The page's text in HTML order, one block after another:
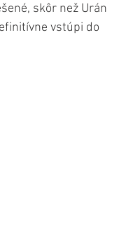
skôr než Urán
vstúpi do